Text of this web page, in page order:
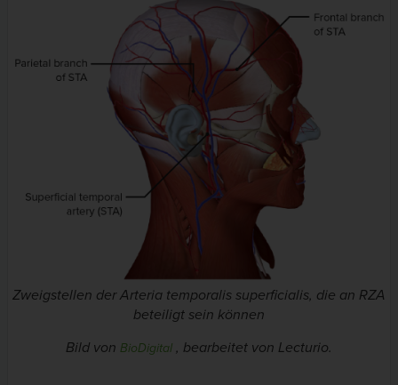
Zweigstellen der Arteria temporalis superficialis, die an RZA
beteiligt sein können
Bild von BioDigital , bearbeitet von Lecturio.